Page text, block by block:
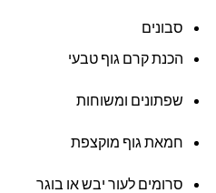
סבונים
הכנת קרם גוף טבעי
שפתונים ומשוחות
חמאת גוף מוקצפת
סרומים לעור יבש או בוגר